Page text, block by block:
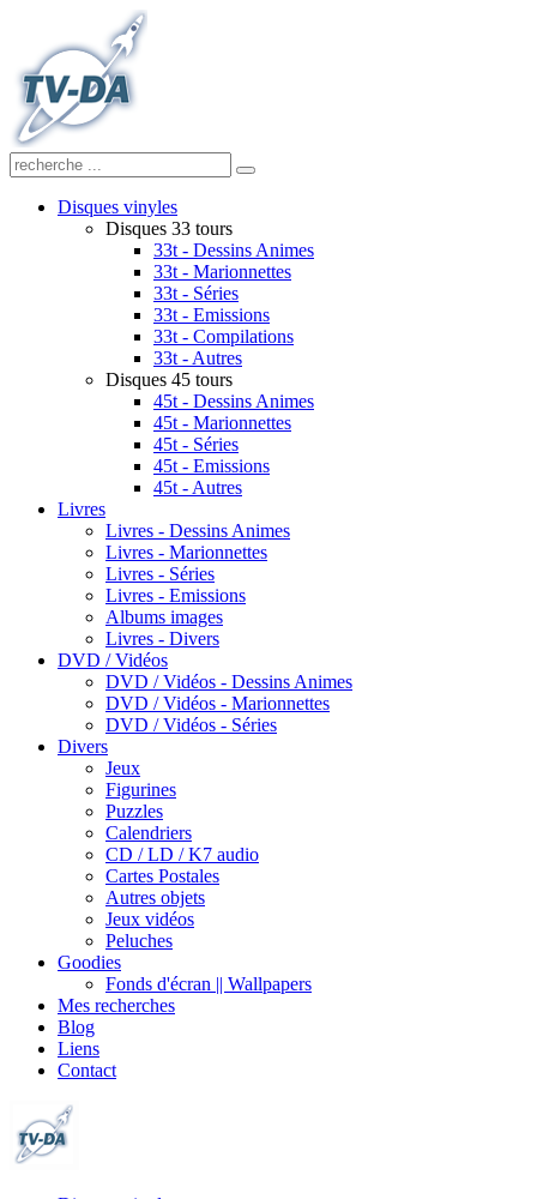
Disques vinyles
Disques 33 tours
33t - Dessins Animes
33t - Marionnettes
33t - Séries
33t - Emissions
33t - Compilations
33t - Autres
Disques 45 tours
45t - Dessins Animes
45t - Marionnettes
45t - Séries
45t - Emissions
45t - Autres
Livres
Livres - Dessins Animes
Livres - Marionnettes
Livres - Séries
Livres - Emissions
Albums images
Livres - Divers
DVD / Vidéos
DVD / Vidéos - Dessins Animes
DVD / Vidéos - Marionnettes
DVD / Vidéos - Séries
Divers
Jeux
Figurines
Puzzles
Calendriers
CD / LD / K7 audio
Cartes Postales
Autres objets
Jeux vidéos
Peluches
Goodies
Fonds d'écran || Wallpapers
Mes recherches
Blog
Liens
Contact